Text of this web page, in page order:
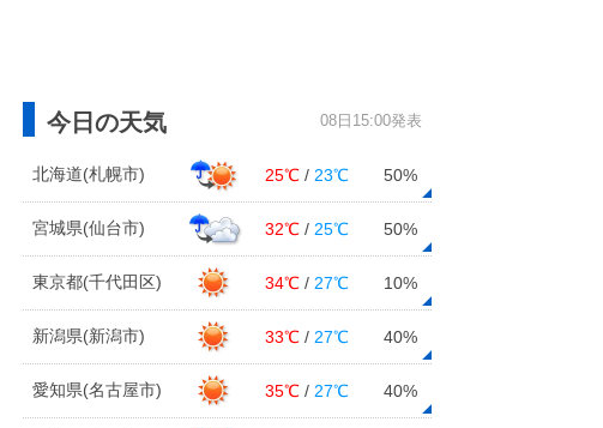
今日の天気 08日15:00発表
北海道(札幌市) 25℃ / 23℃ 50%
宮城県(仙台市) 32℃ / 25℃ 50%
東京都(千代田区) 34℃ / 27℃ 10%
新潟県(新潟市) 33℃ / 27℃ 40%
愛知県(名古屋市) 35℃ / 27℃ 40%